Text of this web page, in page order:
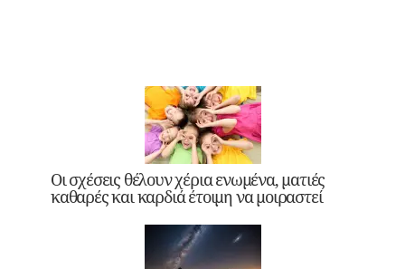
Οι σχέσεις θέλουν χέρια ενωμένα, ματιές
καθαρές και καρδιά έτοιμη να μοιραστεί